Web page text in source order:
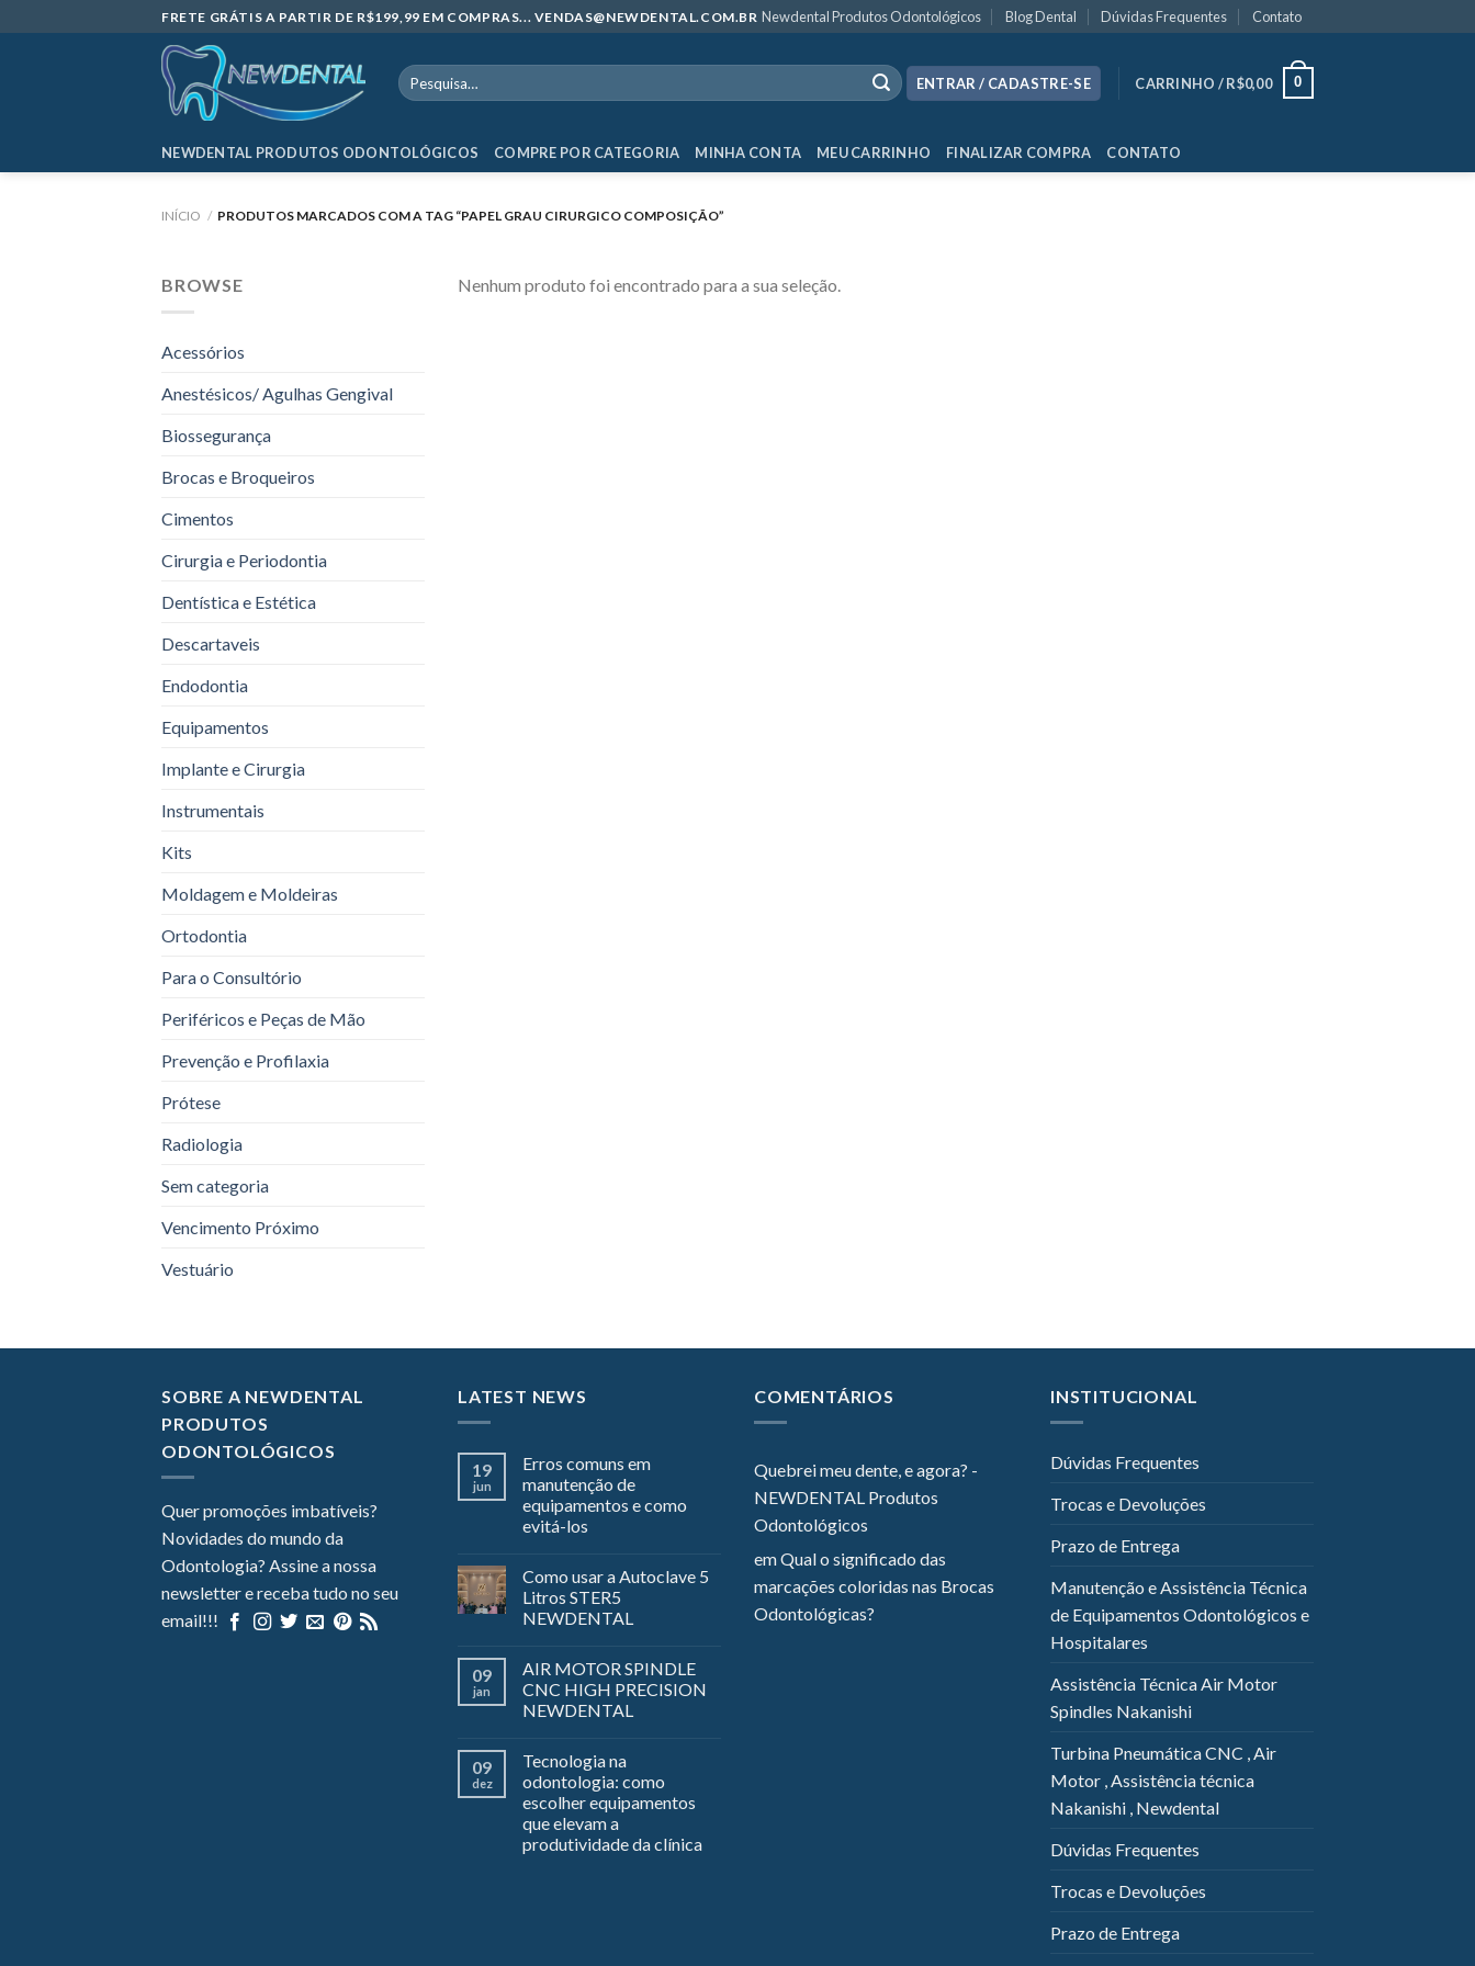
to
FRETE GRÁTIS A PARTIR DE R$199,99 EM COMPRAS... VENDAS@NEWDENTAL.COM.BR Newdental Produtos Odontológicos Blog Dental Dúvidas Frequentes Contato
Pesquisar
por:
ENTRAR / CADASTRE-SE CARRINHO /R$0,00 0
NEWDENTAL PRODUTOS ODONTOLÓGICOS COMPRE POR CATEGORIA MINHA CONTA MEU CARRINHO FINALIZAR COMPRA CONTATO
INÍCIO / PRODUTOS MARCADOS COM A TAG “PAPEL GRAU CIRURGICO COMPOSIÇÃO”
BROWSE
Acessórios
Anestésicos/ Agulhas Gengival
Biossegurança
Brocas e Broqueiros
Cimentos
Cirurgia e Periodontia
Dentística e Estética
Descartaveis
Endodontia
Equipamentos
Implante e Cirurgia
Instrumentais
Kits
Moldagem e Moldeiras
Ortodontia
Para o Consultório
Periféricos e Peças de Mão
Prevenção e Profilaxia
Prótese
Radiologia
Sem categoria
Vencimento Próximo
Vestuário
Nenhum produto foi encontrado para a sua seleção.
SOBRE A NEWDENTAL
PRODUTOS
ODONTOLÓGICOS
Quer promoções imbatíveis?
Novidades do mundo da
Odontologia? Assine a nossa
newsletter e receba tudo no seu
email!!!
LATEST NEWS
19
jun
Erros comuns em
manutenção de
equipamentos e como
evitá-los
Como usar a Autoclave 5
Litros STER5
NEWDENTAL
09
jan
AIR MOTOR SPINDLE
CNC HIGH PRECISION
NEWDENTAL
09
dez
Tecnologia na
odontologia: como
escolher equipamentos
que elevam a
produtividade da clínica
COMENTÁRIOS
Quebrei meu dente, e agora? -
NEWDENTAL Produtos
Odontológicos
emQual o significado das
marcações coloridas nas Brocas
Odontológicas?
INSTITUCIONAL
Dúvidas Frequentes
Trocas e Devoluções
Prazo de Entrega
Manutenção e Assistência Técnica
de Equipamentos Odontológicos e
Hospitalares
Assistência Técnica Air Motor
Spindles Nakanishi
Turbina Pneumática CNC , Air
Motor , Assistência técnica
Nakanishi , Newdental
Dúvidas Frequentes
Trocas e Devoluções
Prazo de Entrega